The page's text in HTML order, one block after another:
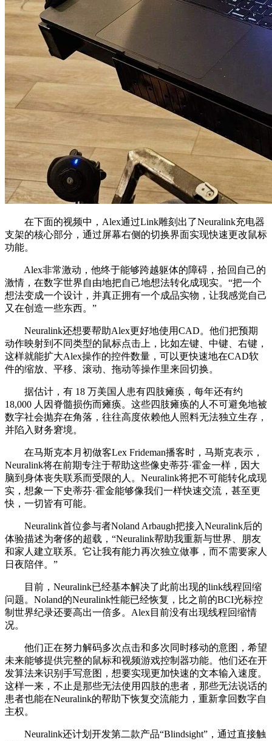
在下面的视频中，Alex通过Link雕刻出了Neuralink充电器
支架的核心部分，通过屏幕右侧的切换界面实现快速更改鼠标
功能。
Alex非常激动，他终于能够跨越躯体的障碍，拾回自己的
激情，在数字世界自由地把自己地想法转化成现实。“把一个
想法变成一个设计，并真正拥有一个成品实物，让我感觉自己
又在创造一些东西。”
Neuralink还想要帮助Alex更好地使用CAD。他们把预期
动作映射到不同类型的鼠标点击上，比如左键、中键、右键，
这样就能扩大Alex操作的控件数量，可以更快速地在CAD软
件的缩放、平移、滚动、拖动等操作里来回切换。
据估计，有 18 万美国人患有四肢瘫痪，每年还有约
18,000 人因脊髓损伤而瘫痪。这些四肢瘫痪的人不可避免地被
数字社会抛弃在角落，往往高度依赖他人照料无法独立生存，
并陷入财务窘境。
在马斯克本月初做客Lex Frideman播客时，马斯克表示，
Neuralink将在前期专注于帮助这些像史蒂芬·霍金一样，因大
脑到身体丧失联系而受限的人。Neuralink将把不可能转化成现
实，想象一下史蒂芬·霍金能够像我们一样快速交流，甚至更
快，一切皆有可能。
Neuralink首位参与者Noland Arbaugh把接入Neuralink后的
体验描述为奢侈的超载，“Neuralink帮助我重新与世界、朋友
和家人建立联系。它让我有能力再次独立做事，而不需要家人
日夜陪伴。”
目前，Neuralink已经基本解决了此前出现的link线程回缩
问题。Noland的Neuralink性能已经恢复，比之前的BCI光标控
制世界纪录还要高出一倍多。Alex目前没有出现线程回缩情
况。
他们正在努力解码多次点击和多次同时移动的意图，希望
未来能够提供完整的鼠标和视频游戏控制器功能。他们还在开
发算法来识别手写意图，想要实现更加快速的文本输入速度。
这样一来，不止是那些无法使用四肢的患者，那些无法说话的
患者也能在Neuralink的帮助下恢复交流能力，重新拿回数字自
主权。
Neuralink还计划开发第二款产品“Blindsight”，通过直接触